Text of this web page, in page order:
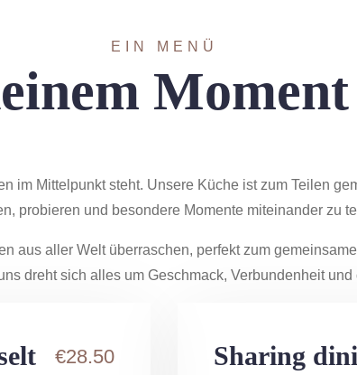
EIN MENÜ
im Mittelpunkt steht. Unsere Küche ist zum Teilen
probieren und besondere Momente miteinander zu
aus aller Welt überraschen, perfekt zum
dreht sich alles um Geschmack, Verbundenheit
€28.50 Sharing